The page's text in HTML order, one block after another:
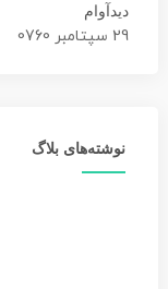
دیدآوام
29 سپتامبر 0760
نوشته‌های بلاگ